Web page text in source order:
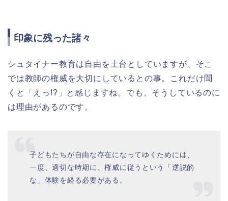
印象に残った諸々
シュタイナー教育は自由を土台としていますが、そこ
では教師の権威を大切にしているとの事。これだけ聞
くと「えっ!?」と感じますね。でも、そうしているのに
は理由があるのです。
子どもたちが自由な存在になってゆくためには、
一度、適切な時期に、権威に従うという「逆説的
な」体験を経る必要がある。